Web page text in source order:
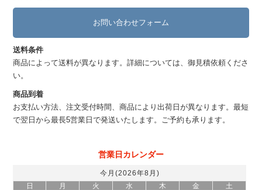
お問い合わせフォーム
送料条件
商品によって送料が異なります。詳細については、御見積依頼くださ
い。
商品到着
お支払い方法、注文受付時間、商品により出荷日が異なります。最短
で翌日から最長5営業日で発送いたします。ご予約も承ります。
営業日カレンダー
今月(2026年8月)
日
月 火 水 木 金
土